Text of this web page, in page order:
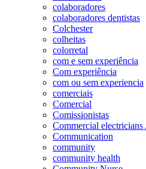
colaboradores
colaboradores dentistas
Colchester
colheitas
colorretal
com e sem experiência
Com experiência
com ou sem experiencia
comerciais
Comercial
Comissionistas
Commercial
Communication
community
community health